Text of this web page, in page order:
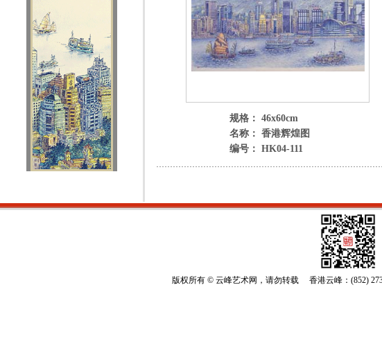
规格： 46x60cm
名称： 香港辉煌图
编号： HK04-111
版权所有 © 云峰艺术网，请勿转载 香港云峰：(852)